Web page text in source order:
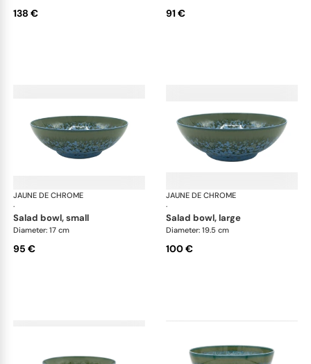
138 € 91 €
JAUNE DE CHROME
·
Nymphéa
salad bowl, small
Diameter: 17 cm
95 €
JAUNE DE CHROME
·
salad bowl, large
Diameter: 19.5 cm
100 €